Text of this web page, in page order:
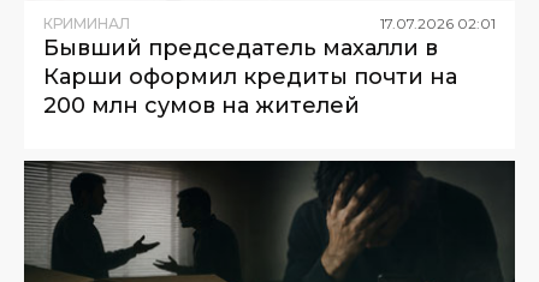
КРИМИНАЛ 17 07 2026 02:01
Бывший председатель махалли в
Карши оформил кредиты почти на
200 млн сумов на жителей